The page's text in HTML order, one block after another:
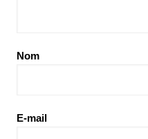
Nom
E-mail